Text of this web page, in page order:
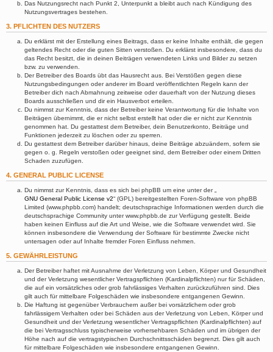
Das Nutzungsrecht nach Punkt 2, Unterpunkt a bleibt auch nach Kündigung des
Nutzungsvertrages bestehen.
3. PFLICHTEN DES NUTZERS
Du erklärst mit der Erstellung eines Beitrags, dass er keine Inhalte enthält, die gegen
geltendes Recht oder die guten Sitten verstoßen. Du erklärst insbesondere, dass du
das Recht besitzt, die in deinen Beiträgen verwendeten Links und Bilder zu setzen
bzw. zu verwenden.
Der Betreiber des Boards übt das Hausrecht aus. Bei Verstößen gegen diese
Nutzungsbedingungen oder anderer im Board veröffentlichten Regeln kann der
Betreiber dich nach Abmahnung zeitweise oder dauerhaft von der Nutzung dieses
Boards ausschließen und dir ein Hausverbot erteilen.
Du nimmst zur Kenntnis, dass der Betreiber keine Verantwortung für die Inhalte von
Beiträgen übernimmt, die er nicht selbst erstellt hat oder die er nicht zur Kenntnis
genommen hat. Du gestattest dem Betreiber, dein Benutzerkonto, Beiträge und
Funktionen jederzeit zu löschen oder zu sperren.
Du gestattest dem Betreiber darüber hinaus, deine Beiträge abzuändern, sofern sie
gegen o. g. Regeln verstoßen oder geeignet sind, dem Betreiber oder einem Dritten
Schaden zuzufügen.
4. GENERAL PUBLIC LICENSE
Du nimmst zur Kenntnis, dass es sich bei phpBB um eine unter der „
GNU General Public License v2“ (GPL) bereitgestellten Foren-Software von phpBB
Limited (www.phpbb.com) handelt; deutschsprachige Informationen werden durch die
deutschsprachige Community unter www.phpbb.de zur Verfügung gestellt. Beide
haben keinen Einfluss auf die Art und Weise, wie die Software verwendet wird. Sie
können insbesondere die Verwendung der Software für bestimmte Zwecke nicht
untersagen oder auf Inhalte fremder Foren Einfluss nehmen.
5. GEWÄHRLEISTUNG
Der Betreiber haftet mit Ausnahme der Verletzung von Leben, Körper und Gesundheit
und der Verletzung wesentlicher Vertragspflichten (Kardinalpflichten) nur für Schäden,
die auf ein vorsätzliches oder grob fahrlässiges Verhalten zurückzuführen sind. Dies
gilt auch für mittelbare Folgeschäden wie insbesondere entgangenen Gewinn.
Die Haftung ist gegenüber Verbrauchern außer bei vorsätzlichem oder grob
fahrlässigem Verhalten oder bei Schäden aus der Verletzung von Leben, Körper und
Gesundheit und der Verletzung wesentlicher Vertragspflichten (Kardinalpflichten) auf
die bei Vertragsschluss typischerweise vorhersehbaren Schäden und im übrigen der
Höhe nach auf die vertragstypischen Durchschnittsschäden begrenzt. Dies gilt auch
für mittelbare Folgeschäden wie insbesondere entgangenen Gewinn.